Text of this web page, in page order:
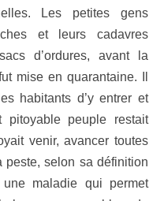
Les petites gens
et leurs cadavres
d’ordures, avant la
mise en quarantaine. Il
habitants d’y entrer et
pitoyable peuple restait
venir, avancer toutes
peste, selon sa définition
maladie qui permet